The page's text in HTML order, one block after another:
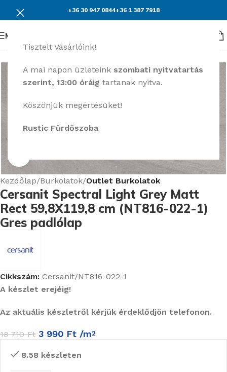
Tisztelt Vásárlóink!
A mai napon üzleteink szombati nyitvatartás
szerint, 13:00 óráig tartanak nyitva.
Köszönjük megértésüket!
Rustic Fürdőszoba
+36 30 947 0844+36 1 387 7918
Menü
Kezdőlap Burkolatok Outlet Burkolatok
Cersanit Spectral Light Grey Matt
Rect 59,8X119,8 cm (NT816-022-1)
Gres padlólap
Cikkszám: Cersanit/NT816-022-1
A készlet erejéig!
Az aktuális készletről kérjük érdeklődjön telefonon.
18 710Ft 3 990 Ft /m2
8.58 készleten